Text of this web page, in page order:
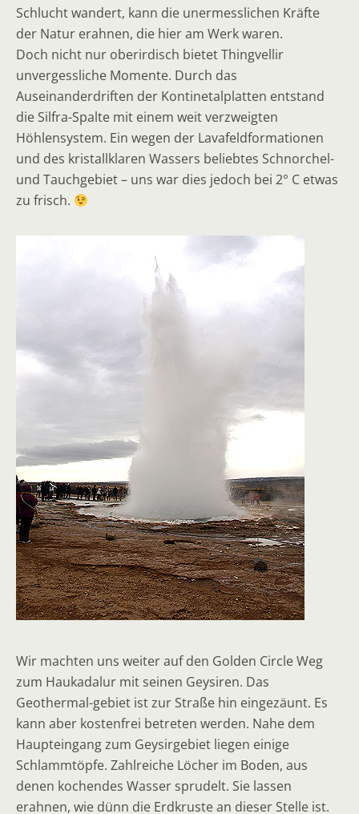
Schlucht wandert, kann die unermesslichen Kräfte
der Natur erahnen, die hier am Werk waren.
Doch nicht nur oberirdisch bietet Thingvellir
unvergessliche Momente. Durch das
Auseinanderdriften der Kontinetalplatten entstand
die Silfra-Spalte mit einem weit verzweigten
Höhlensystem. Ein wegen der Lavafeldformationen
und des kristallklaren Wassers beliebtes Schnorchel-
und Tauchgebiet – uns war dies jedoch bei 2° C etwas
zu frisch.
Wir machten uns weiter auf den Golden Circle Weg
zum Haukadalur mit seinen Geysiren. Das
Geothermal-gebiet ist zur Straße hin eingezäunt. Es
kann aber kostenfrei betreten werden. Nahe dem
Haupteingang zum Geysirgebiet liegen einige
Schlammtöpfe. Zahlreiche Löcher im Boden, aus
denen kochendes Wasser sprudelt. Sie lassen
erahnen, wie dünn die Erdkruste an dieser Stelle ist.